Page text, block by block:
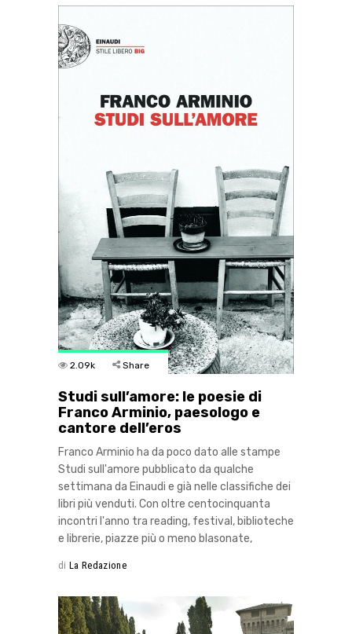
2.09k Share
Studi sull’amore: le poesie di
Franco Arminio, paesologo e
cantore dell’eros
Franco Arminio ha da poco dato alle stampe
Studi sull'amore pubblicato da qualche
settimana da Einaudi e già nelle classifiche dei
libri più venduti. Con oltre centocinquanta
incontri l'anno tra reading, festival, biblioteche
e librerie, piazze più o meno blasonate,
di La Redazione